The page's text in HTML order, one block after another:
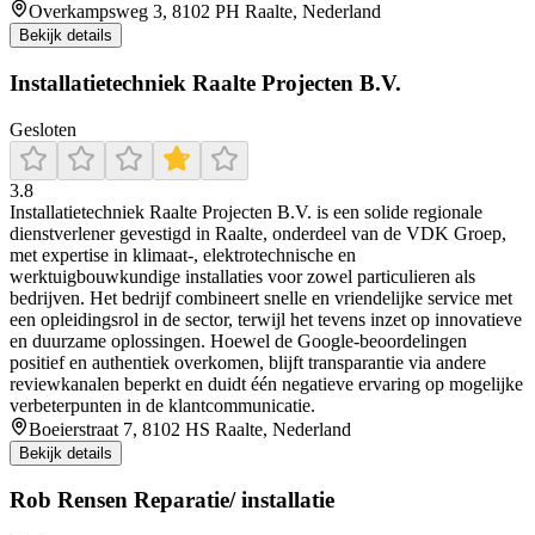
Overkampsweg 3, 8102 PH Raalte, Nederland
Bekijk details
Installatietechniek Raalte Projecten B.V.
Gesloten
3.8
Installatietechniek Raalte Projecten B.V. is een solide regionale
dienstverlener gevestigd in Raalte, onderdeel van de VDK Groep,
met expertise in klimaat-, elektrotechnische en
werktuigbouwkundige installaties voor zowel particulieren als
bedrijven. Het bedrijf combineert snelle en vriendelijke service met
een opleidingsrol in de sector, terwijl het tevens inzet op innovatieve
en duurzame oplossingen. Hoewel de Google-beoordelingen
positief en authentiek overkomen, blijft transparantie via andere
reviewkanalen beperkt en duidt één negatieve ervaring op mogelijke
verbeterpunten in de klantcommunicatie.
Boeierstraat 7, 8102 HS Raalte, Nederland
Bekijk details
Rob Rensen Reparatie/ installatie